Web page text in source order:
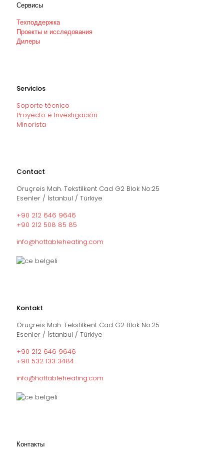
Сервисы
Техподдержка
Проекты и исследования
Дилеры
Servicios
Soporte técnico
Proyecto e Investigación
Minorista
Contact
Oruçreis Mah. Tekstilkent Cad G2 Blok No:25
Esenler / İstanbul / Türkiye
+90 212 646 9646
+90 212 508 85 85
info@hottableheating.com
Kontakt
Oruçreis Mah. Tekstilkent Cad G2 Blok No:25
Esenler / İstanbul / Türkiye
+90 212 646 9646
+90 532 133 3484
info@hottableheating.com
Контакты